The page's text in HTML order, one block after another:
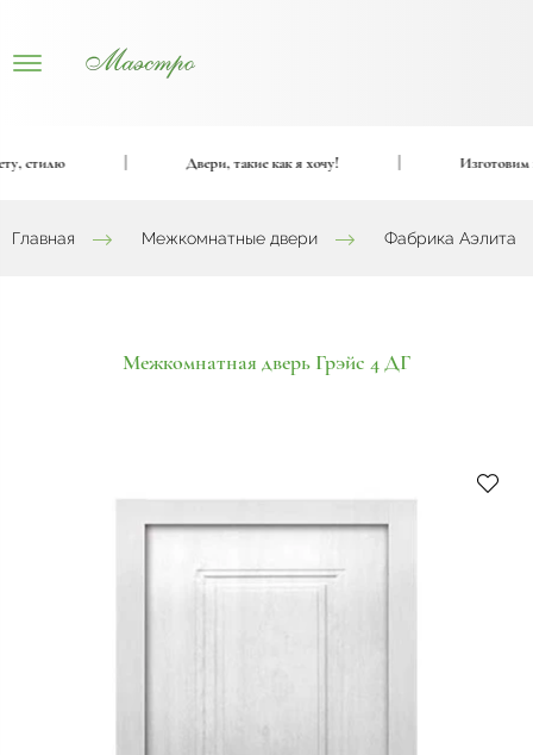
стилю Двери, такие как я хочу! Изготовим
Главная Межкомнатные двери Фабрика Аэлита
Межкомнатная дверь Грэйс 4 ДГ